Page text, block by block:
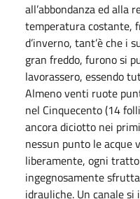
all’abbondanza ed alla
temperatura costante,
d’inverno, tant’è che i
gran freddo, furono si
lavorassero, essendo
Almeno venti ruote
nel Cinquecento (14
ancora diciotto nei
nessun punto le acque
liberamente, ogni
ingegnosamente
idrauliche. Un canale